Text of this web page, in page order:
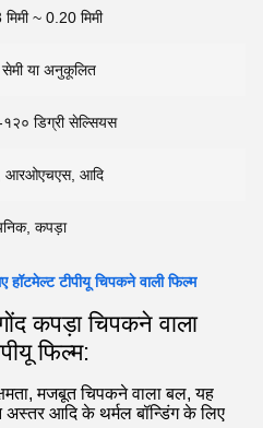
~ 0.20 मिमी
या अनुकूलित
डिग्री सेल्सियस
आरओएचएस, आदि
कपड़ा
हॉटमेल्ट टीपीयू चिपकने वाली फिल्म
कपड़ा चिपकने वाला
फिल्म:
मजबूत चिपकने वाला बल, यह
अस्तर आदि के थर्मल बॉन्डिंग के लिए